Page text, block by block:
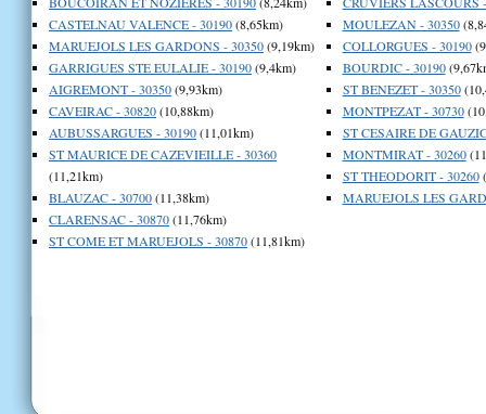
CASTELNAU VALENCE - 30190(8,65km)
MARUEJOLS LES GARDONS - 30350(9,19km)
GARRIGUES STE EULALIE - 30190(9,4km)
AIGREMONT - 30350(9,93km)
CAVEIRAC - 30820(10,88km)
AUBUSSARGUES - 30190(11,01km)
ST MAURICE DE CAZEVIEILLE - 30360
(11,21km)
BLAUZAC - 30700(11,38km)
CLARENSAC - 30870(11,76km)
ST COME ET MARUEJOLS - 30870(11,81km)
MOULEZAN - 30350
COLLORGUES - 30190
BOURDIC - 30190
ST BENEZET - 30350
MONTPEZAT - 30730
ST CESAIRE DE
MONTMIRAT - 30260
ST THEODORIT - 30260
MARUEJOLS LES